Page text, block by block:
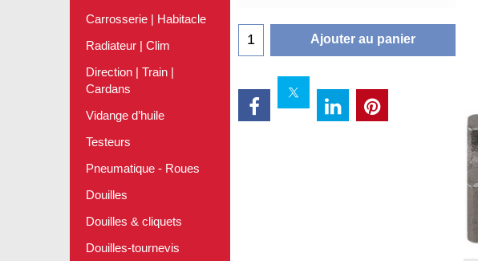
Carrosserie | Habitacle
Radiateur | Clim
Direction | Train |
Cardans
Vidange d’huile
Testeurs
Pneumatique - Roues
Douilles
Douilles & cliquets
Douilles-tournevis